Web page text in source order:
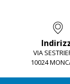
VIA
10024